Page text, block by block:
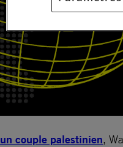
un couple palestinien,